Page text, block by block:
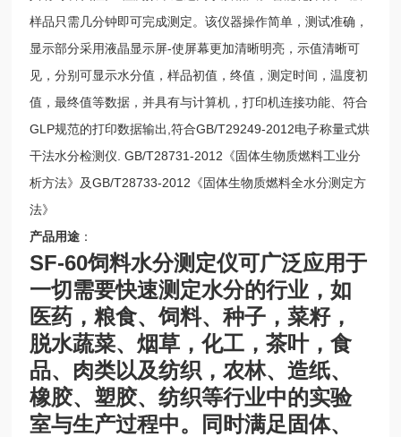
样品只需几分钟即可完成测定。该仪器操作简单，测试准确，
显示部分采用液晶显示屏-使屏幕更加清晰明亮，示值清晰可
见，分别可显示水分值，样品初值，终值，测定时间，温度初
值，最终值等数据，并具有与计算机，打印机连接功能、符合
GLP规范的打印数据输出,符合GB/T29249-2012电子称量式烘
干法水分检测仪. GB/T28731-2012《固体生物质燃料工业分
析方法》及GB/T28733-2012《固体生物质燃料全水分测定方
法》
产品用途 ：
SF-60饲料水分测定仪可广泛应用于
一切需要快速测定水分的行业，如
医药，粮食、饲料、种子，菜籽，
脱水蔬菜、烟草，化工，茶叶，食
品、肉类以及纺织，农林、造纸、
橡胶、塑胶、纺织等行业中的实验
室与生产过程中。同时满足固体、